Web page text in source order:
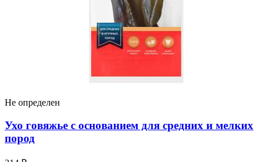
Не определен
Ухо говяжье с основанием для средних и мелких
пород